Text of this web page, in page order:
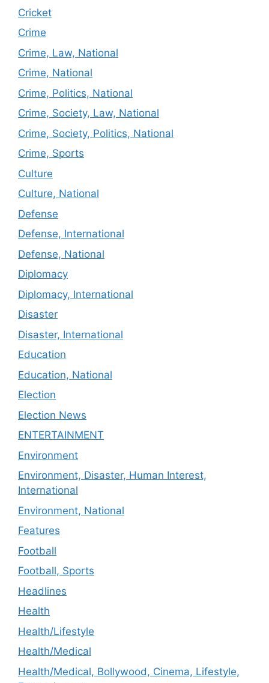
Cricket
Crime
Crime, Law, National
Crime, National
Crime, Politics, National
Crime, Society, Law, National
Crime, Society, Politics, National
Crime, Sports
Culture
Culture, National
Defense
Defense, International
Defense, National
Diplomacy
Diplomacy, International
Disaster
Disaster, International
Education
Education, National
Election
Election News
ENTERTAINMENT
Environment
Environment, Disaster, Human Interest,
International
Environment, National
Features
Football
Football, Sports
Headlines
Health
Health/Lifestyle
Health/Medical
Health/Medical, Bollywood, Cinema, Lifestyle,